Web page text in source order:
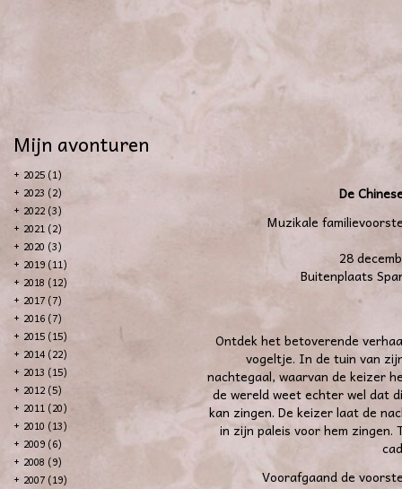
Mijn avonturen
+ 2025 (1)
+ 2023 (2)
+ 2022 (3)
+ 2021 (2)
+ 2020 (3)
+ 2019 (11)
+ 2018 (12)
+ 2017 (7)
+ 2016 (7)
+ 2015 (15)
+ 2014 (22)
+ 2013 (15)
+ 2012 (5)
+ 2011 (20)
+ 2010 (13)
+ 2009 (6)
+ 2008 (9)
+ 2007 (19)
De
Muzikale
28
Buitenplaats
Ontdek het betoverende
vogeltje. In de tuin van
nachtegaal, waarvan de keizer
de wereld weet echter wel dat
kan zingen. De keizer laat de
in zijn paleis voor hem
Voorafgaand de